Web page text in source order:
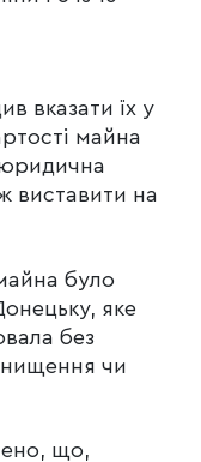
вказати їх у
майна
виставити на
було
яке
без
чи
що,